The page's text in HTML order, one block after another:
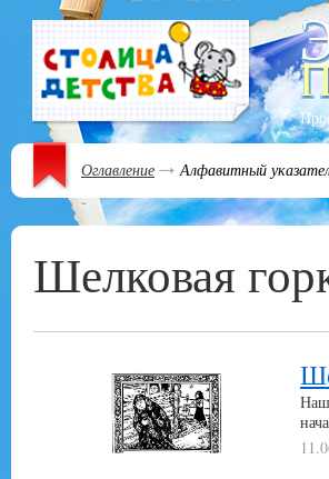
Оглавление Алфавитный
Шелковая